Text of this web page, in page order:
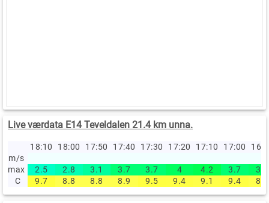
Live værdata E14 Teveldalen 21.4 km unna.
18:10 18:00 17:50 17:40 17:30 17:20 17:10 17:00
m/s
max
2.5 2.8 3.1 3.7 3.7 4 4.2 3.7
3.9
C
9.7 8.8 8.8 8.9 9.5 9.4 9.1 9.4 8.9